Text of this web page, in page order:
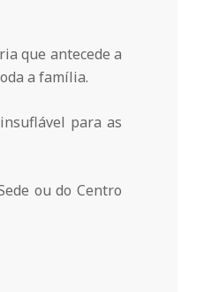
que antecede a
a família.
para as
ou do Centro